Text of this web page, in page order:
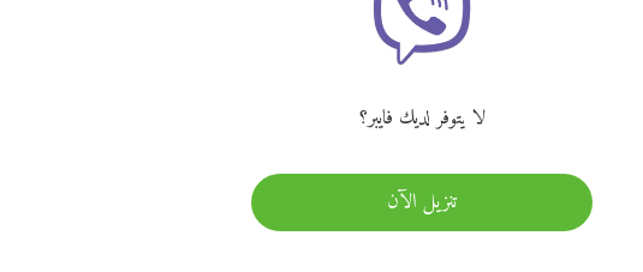
لا يتوفر لديك فايبر؟
تنزيل الآن